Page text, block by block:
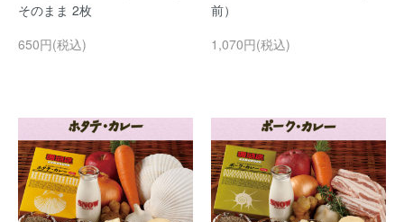
そのまま 2枚
650円(税込)
前）
1,070円(税込)